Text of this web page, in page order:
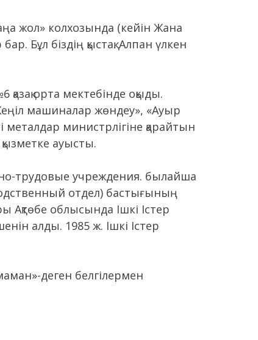
жол» колхозында (кейін Жана
Бұл біздің қыстақ. Алпан үлкен
орта мектебінде оқыды.
машиналар жөндеу», «Ауыр
министрлігіне қарайтын
ауысты.
трудовые учреждения. былайша
отдел) бастығының
облысында Ішкі Істер
алды. 1985 ж. Ішкі Істер
деген белгілермен